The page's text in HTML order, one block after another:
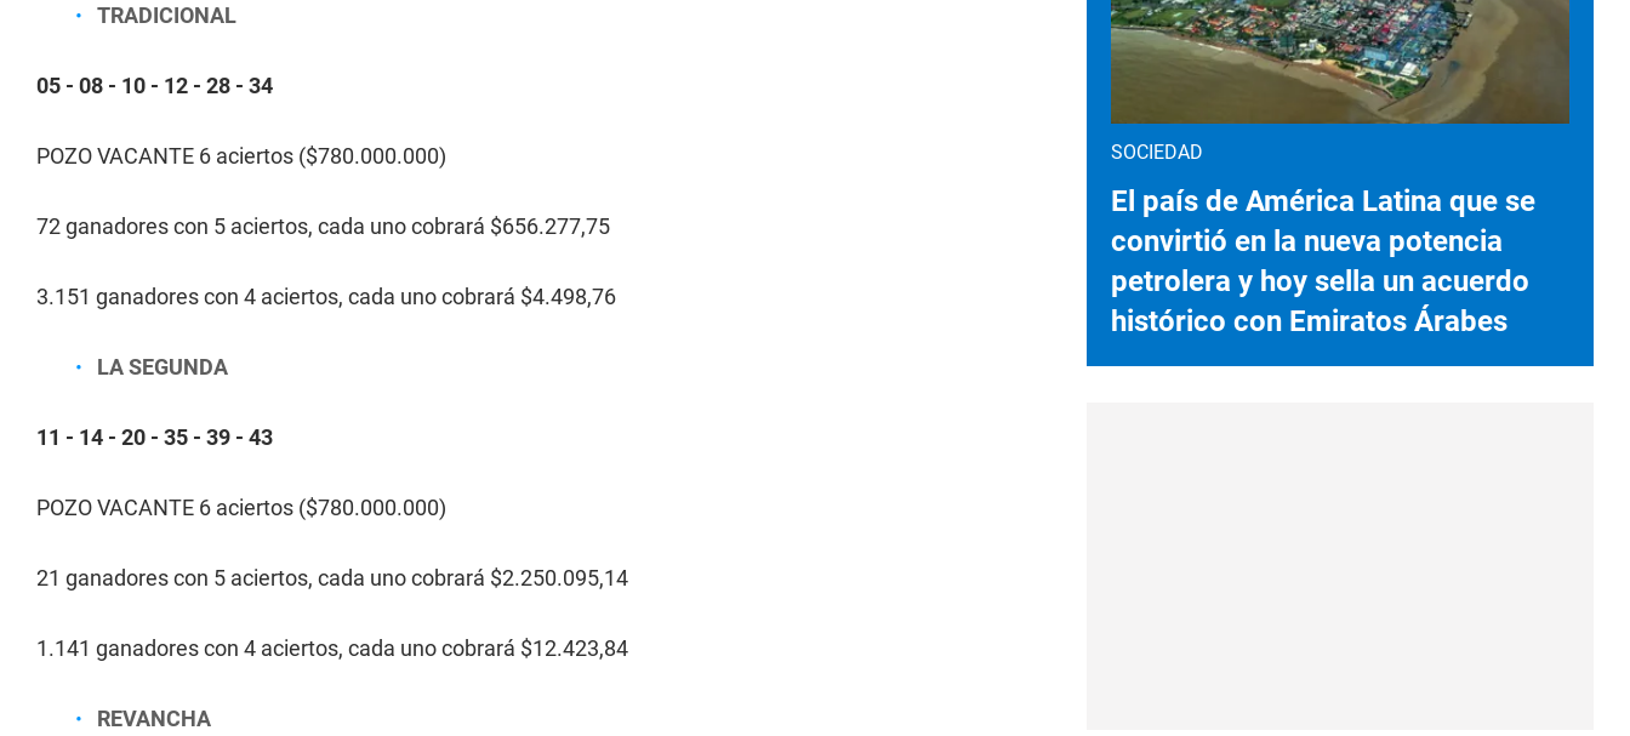
TRADICIONAL
05 - 08 - 10 - 12 - 28 - 34
POZO VACANTE 6 aciertos ($780.000.000)
72 ganadores con 5 aciertos, cada uno cobrará $656.277,75
3.151 ganadores con 4 aciertos, cada uno cobrará $4.498,76
LA SEGUNDA
11 - 14 - 20 - 35 - 39 - 43
POZO VACANTE 6 aciertos ($780.000.000)
21 ganadores con 5 aciertos, cada uno cobrará $2.250.095,14
1.141 ganadores con 4 aciertos, cada uno cobrará $12.423,84
REVANCHA
SOCIEDAD
El país de América Latina que se
convirtió en la nueva potencia
petrolera y hoy sella un acuerdo
histórico con Emiratos Árabes